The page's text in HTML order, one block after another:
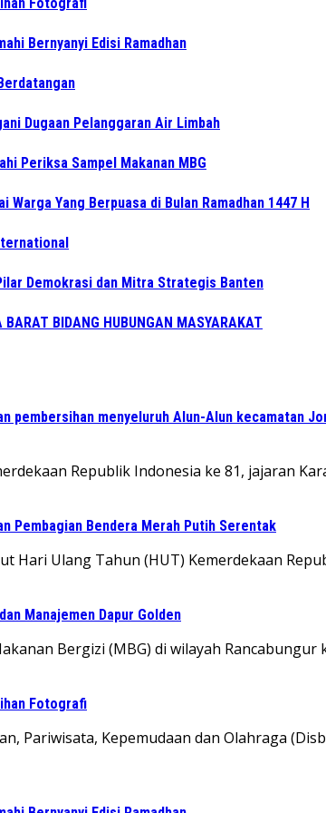
Bernyanyi Edisi Ramadhan
Dugaan Pelanggaran Air Limbah
Periksa Sampel Makanan MBG
Yang Berpuasa di Bulan Ramadhan 1447 H
Demokrasi dan Mitra Strategis Banten
BARAT BIDANG HUBUNGAN MASYARAKAT
pembersihan menyeluruh Alun-Alun kecamatan
Republik Indonesia ke 81, jajaran
Pembagian Bendera Merah Putih Serentak
Hari Ulang Tahun (HUT) Kemerdekaan
Manajemen Dapur Golden
Bergizi (MBG) di wilayah
Fotografi
Pariwisata, Kepemudaan dan Olahraga